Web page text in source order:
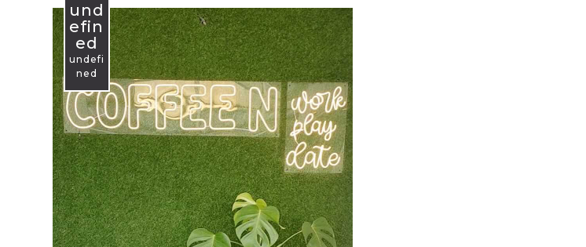
und
efin
ed
undefi
ned